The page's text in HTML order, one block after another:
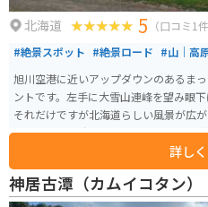
北海道 5 （口コミ1件
#絶景スポット #絶景ロード #山｜高
旭川空港に近いアップダウンのあるま
ントです。左手に大雪山連峰を望み眼
それだけですが北海道らしい風景が広がっています。 簡
あるだけで、駐車スペースも畑がすぐ
場所ではありませんので、邪魔になら
詳し
神居古潭（カムイコタン）